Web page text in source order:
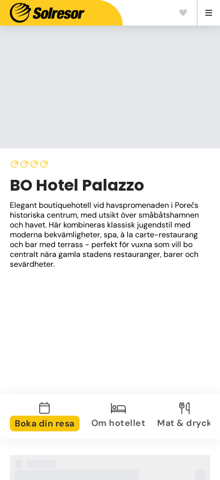
BO Hotel Palazzo
Elegant boutiquehotell vid havspromenaden i Porečs
historiska centrum, med utsikt över småbåtshamnen
och havet. Här kombineras klassisk jugendstil med
moderna bekvämligheter, spa, à la carte-restaurang
och bar med terrass - perfekt för vuxna som vill bo
centralt nära gamla stadens restauranger, barer och
sevärdheter.
Boka din resa Om hotellet Mat & dryck